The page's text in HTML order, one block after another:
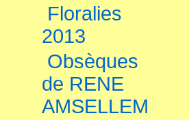
Floralies
2013
Obsèques
de RENE
AMSELLEM